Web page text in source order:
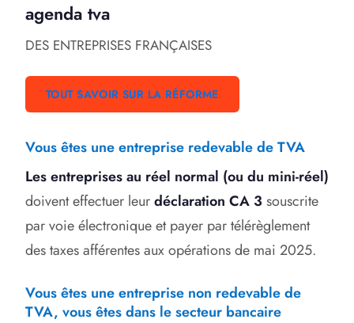
agenda tva
DES ENTREPRISES FRANÇAISES
TOUT SAVOIR SUR LA RÉFORME
Vous êtes une entreprise redevable de TVA
Les entreprises au réel normal (ou du mini-réel)
doivent effectuer leurdéclaration CA 3souscrite
par voie électronique et payer par télérèglement
des taxes afférentes aux opérations de mai 2025.
Vous êtes une entreprise non redevable de
TVA, vous êtes dans le secteur bancaire